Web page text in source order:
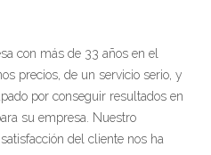
con más de 33 años en el
precios, de un servicio serio, y
por conseguir resultados en
su empresa. Nuestro
del cliente nos ha